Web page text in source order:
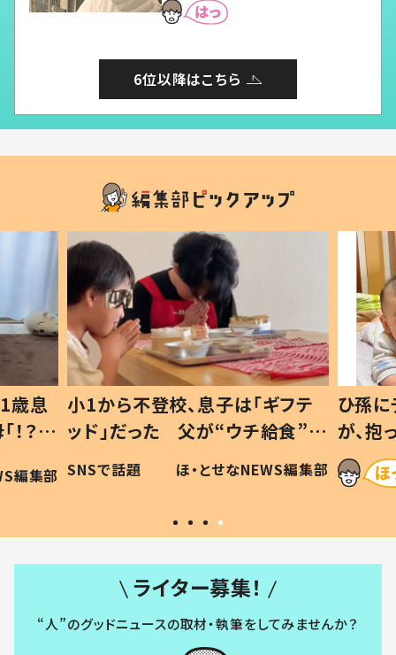
6位以降はこちら
フテ
食”を
編集部
ひ孫にデレデレな80歳じいじ
が、抱っこすると…ひ孫の反応に
「涙が出ました」「可愛くて仕方な
い」
ほ・とせなNEWS編集部
ライター募集！
“人”のグッドニュースの取材・執筆をしてみませんか？